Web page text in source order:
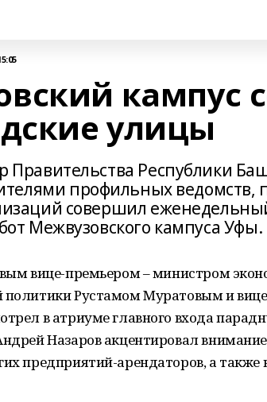
кампус
улицы
Республики
профильных ведомств,
совершил
Межвузовского кампуса Уфы.
вице-премьером – министром
политики Рустамом Муратовым и
в атриуме главного входа
Назаров акцентировал
предприятий-арендаторов, а также